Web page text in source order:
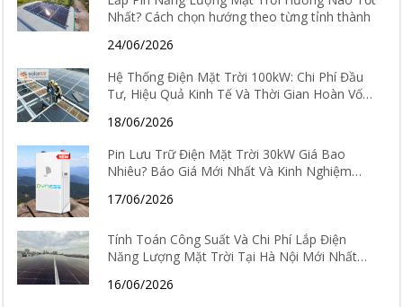
Nhất? Cách chọn hướng theo từng tỉnh thành
24/06/2026
Hệ Thống Điện Mặt Trời 100kW: Chi Phí Đầu
Tư, Hiệu Quả Kinh Tế Và Thời Gian Hoàn Vốn
18/06/2026
Pin Lưu Trữ Điện Mặt Trời 30kW Giá Bao
Nhiêu? Báo Giá Mới Nhất Và Kinh Nghiệm
17/06/2026
Tính Toán Công Suất Và Chi Phí Lắp Điện
Năng Lượng Mặt Trời Tại Hà Nội Mới Nhất
16/06/2026